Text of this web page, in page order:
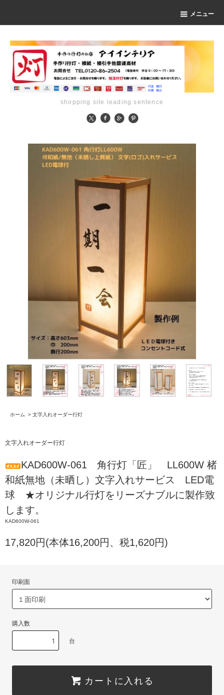
メニュー
shopping site leading sentence
ホーム > 文字入れオーダー行灯
文字入れオーダー行灯
KAD600W-061 角行灯「匠」 LL600W 楮
和紙無地（未晒し）文字入れサービス LED電
球 ★オリジナル行灯をリーズナブルに製作致
します。
KAD600W-061
17,820円(本体16,200円、税1,620円)
印刷面
購入数
台
カートに入れる